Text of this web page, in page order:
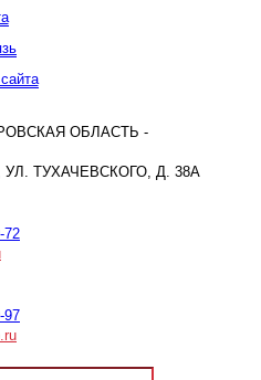
ОБЛАСТЬ -
ТУХАЧЕВСКОГО, Д. 38А
72
97